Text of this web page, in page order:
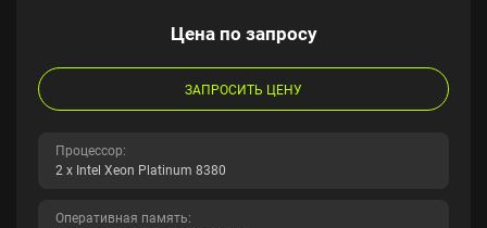
Цена по запросу
ЗАПРОСИТЬ ЦЕНУ
Процессор:
2 x Intel Xeon Platinum 8380
Оперативная память: